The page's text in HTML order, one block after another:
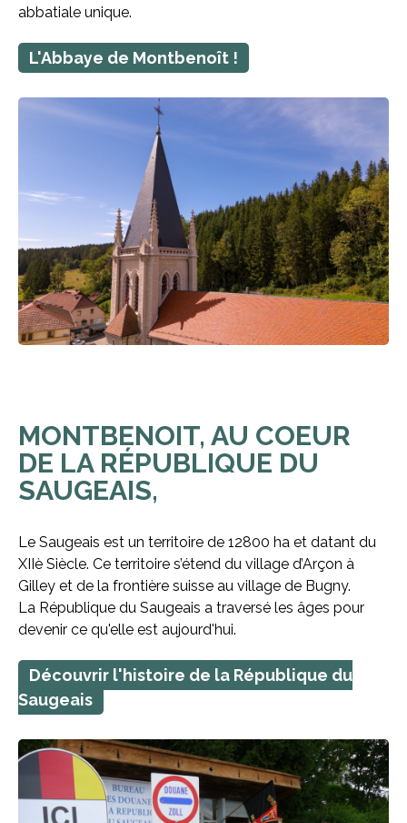
abbatiale unique.
L'Abbaye de Montbenoît !
MONTBENOIT, AU COEUR
DE LA RÉPUBLIQUE DU
SAUGEAIS,
Le Saugeais est un territoire de 12800 ha et datant du
XIIè Siècle. Ce territoire s’étend du village d’Arçon à
Gilley et de la frontière suisse au village de Bugny.
La République du Saugeais a traversé les âges pour
devenir ce qu'elle est aujourd'hui.
Découvrir l'histoire de la République du
Saugeais